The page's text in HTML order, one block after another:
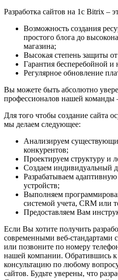
Разработка сайтов на 1с Bitrix –
Возможность создания
простого блога до
магазина;
Высокая степень защиты
Гарантия бесперебойной
Регулярное обновление
Вы можете быть абсолютно
профессионалов нашей
Для того чтобы создание сайта
мы делаем следующее:
Анализируем
конкурентов;
Проектируем структуру и
Создаем индивидуальный
Разрабатываем
устройств;
Выполняем
системой учета, CRM или
Предоставляем Вам
Если Вы хотите получить
современными веб-стандартами
или позвоните по номеру
нашей компании. Обратившись
консультацию по любому
сайтов. Будьте уверены, что